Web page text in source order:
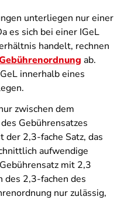
unterliegen nur einer
es sich bei einer IGeL
handelt, rechnen
ab.
innerhalb eines
zwischen dem
Gebührensatzes
der 2,3-fache Satz, das
aufwendige
mit 2,3
2,3-fachen des
nur zulässig,